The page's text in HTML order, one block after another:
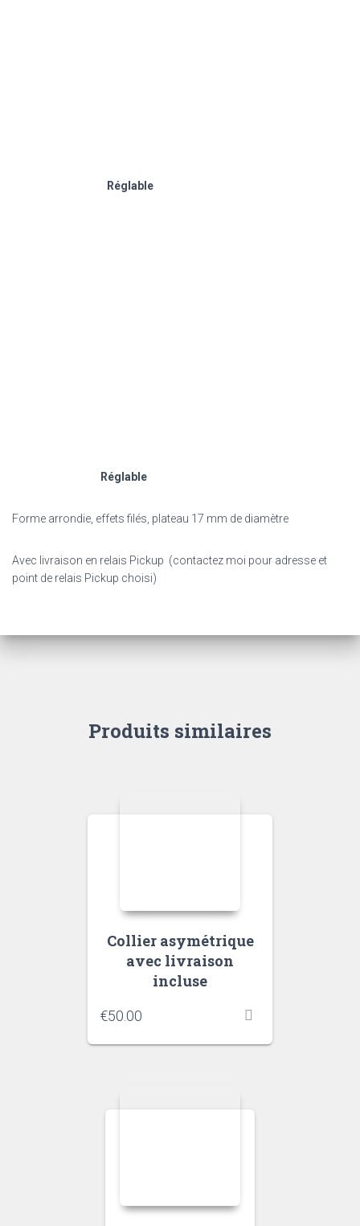
Réglable
Réglable
Forme arrondie, effets filés, plateau 17 mm de diamètre
Avec livraison en relais Pickup (contactez moi pour adresse et
point de relais Pickup choisi)
Produits similaires
Collier asymétrique
avec livraison
incluse
€50.00